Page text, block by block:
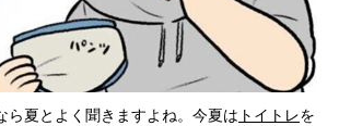
ら夏とよく聞きますよね。今夏は トイトレを